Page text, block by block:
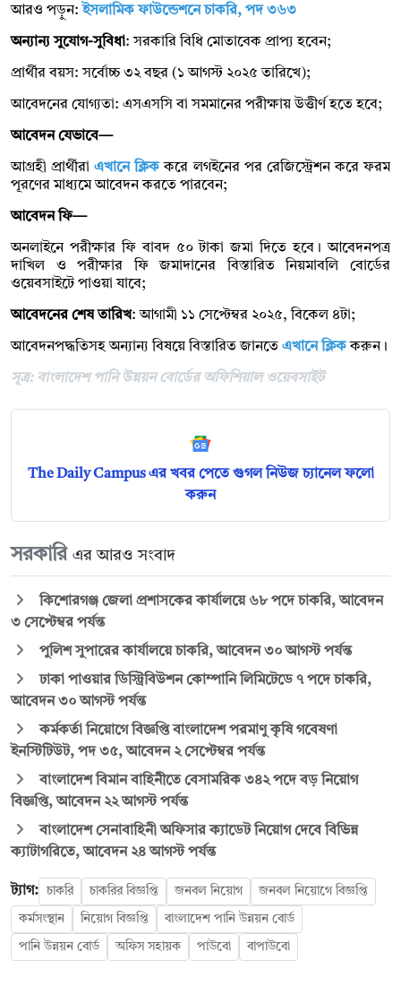
আরও পড়ুন:ইসলামিক ফাউন্ডেশনে চাকরি, পদ ৩৬৩
অন্যান্য সুযোগ-সুবিধা: সরকারি বিধি মোতাবেক প্রাপ্য হবেন;
প্রার্থীর বয়স: সর্বোচ্চ ৩২ বছর (১ আগস্ট ২০২৫ তারিখে);
আবেদনের যোগ্যতা: এসএসসি বা সমমানের পরীক্ষায় উত্তীর্ণ হতে হবে;
আবেদন যেভাবে—
আগ্রহী প্রার্থীরাএখানে ক্লিককরে লগইনের পর রেজিস্ট্রেশন করে ফরম
পূরণের মাধ্যমে আবেদন করতে পারবেন;
আবেদন ফি—
অনলাইনে পরীক্ষার ফি বাবদ ৫০ টাকা জমা দিতে হবে। আবেদনপত্র
দাখিল ও পরীক্ষার ফি জমাদানের বিস্তারিত নিয়মাবলি বোর্ডের
ওয়েবসাইটে পাওয়া যাবে;
আবেদনের শেষ তারিখ: আগামী ১১ সেপ্টেম্বর ২০২৫, বিকেল ৪টা;
আবেদনপদ্ধতিসহ অন্যান্য বিষয়ে বিস্তারিত জানতে এখানে ক্লিককরুন।
সূত্র: বাংলাদেশ পানি উন্নয়ন বোর্ডের অফিশিয়াল ওয়েবসাইট
The Daily Campus এর খবর পেতে গুগল নিউজ চ্যানেল ফলো
করুন
সরকারি এর আরও সংবাদ
কিশোরগঞ্জ জেলা প্রশাসকের কার্যালয়ে ৬৮ পদে চাকরি, আবেদন
৩ সেপ্টেম্বর পর্যন্ত
পুলিশ সুপারের কার্যালয়ে চাকরি, আবেদন ৩০ আগস্ট পর্যন্ত
ঢাকা পাওয়ার ডিস্ট্রিবিউশন কোম্পানি লিমিটেডে ৭ পদে চাকরি,
আবেদন ৩০ আগস্ট পর্যন্ত
কর্মকর্তা নিয়োগে বিজ্ঞপ্তি বাংলাদেশ পরমাণু কৃষি গবেষণা
ইনস্টিটিউট, পদ ৩৫, আবেদন ২ সেপ্টেম্বর পর্যন্ত
বাংলাদেশ বিমান বাহিনীতে বেসামরিক ৩৪২ পদে বড় নিয়োগ
বিজ্ঞপ্তি, আবেদন ২২ আগস্ট পর্যন্ত
বাংলাদেশ সেনাবাহিনী অফিসার ক্যাডেট নিয়োগ দেবে বিভিন্ন
ক্যাটাগরিতে, আবেদন ২৪ আগস্ট পর্যন্ত
ট্যাগ: চাকরি চাকরির বিজ্ঞপ্তি জনবল নিয়োগ জনবল নিয়োগে বিজ্ঞপ্তি
কর্মসংস্থান নিয়োগ বিজ্ঞপ্তি বাংলাদেশ পানি উন্নয়ন বোর্ড
পানি উন্নয়ন বোর্ড অফিস সহায়ক পাউবো বাপাউবো